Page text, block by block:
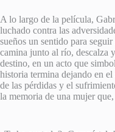
A lo largo de la película,
luchado contra las
sueños un sentido para
camina junto al río, descalza
destino, en un acto que
historia termina dejando en el
de las pérdidas y el
la memoria de una mujer